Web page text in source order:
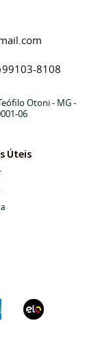
99103-8108
Otoni- MG-
06
Úteis